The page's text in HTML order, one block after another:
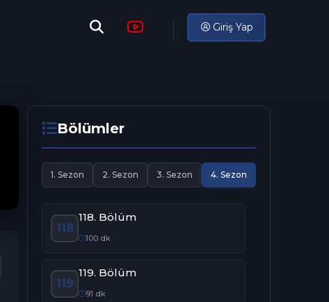
Giriş Yap
Bölümler
1. Sezon 2. Sezon 3. Sezon 4. Sezon
118
118. Bölüm
100 dk
119
119. Bölüm
91 dk